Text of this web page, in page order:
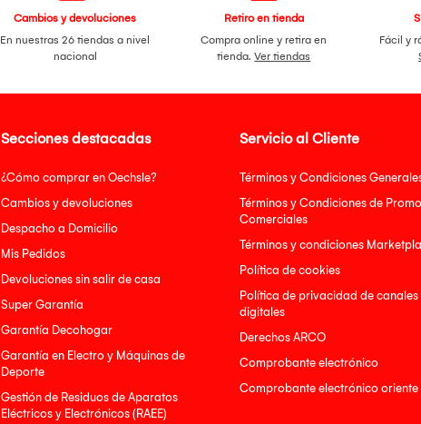
Cambios y devoluciones
En nuestras 26 tiendas a nivel
nacional
Retiro en tienda
Compra online y retira en
tienda.Ver tiendas
Fácil y
Secciones destacadas
¿Cómo comprar en Oechsle?
Cambios y devoluciones
Despacho a Domicilio
Mis Pedidos
Devoluciones sin salir de casa
Super Garantía
Garantía Decohogar
Garantía en Electro y Máquinas de
Deporte
Gestión de Residuos de Aparatos
Eléctricos y Electrónicos (RAEE)
Servicio al Cliente
Términos y Condiciones
Términos y Condiciones de
Comerciales
Términos y condiciones
Política de cookies
Política de privacidad de canales
digitales
Derechos ARCO
Comprobante electrónico
Comprobante electrónico oriente